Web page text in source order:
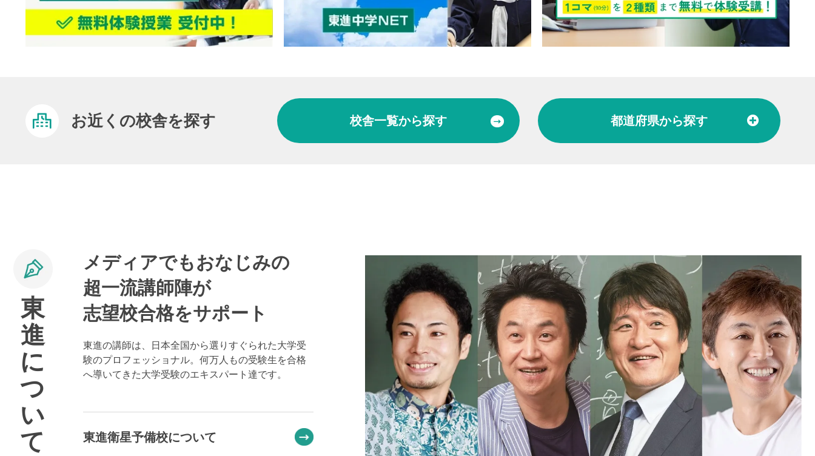
お近くの校舎を探す 校舎一覧から探す 都道府県から探す
中国 山口県
九州 福岡県 熊本県 長崎県
東
進
に
つ
い
て
メディアでもおなじみの
超一流講師陣が
志望校合格をサポート
東進の講師は、日本全国から選りすぐられた大学受
験のプロフェッショナル。何万人もの受験生を合格
へ導いてきた大学受験のエキスパート達です。
東進衛星予備校について